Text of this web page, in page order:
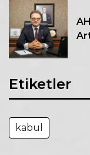
Etiketler
kabul